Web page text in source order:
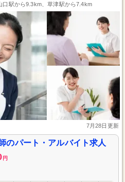
口駅から9.3km、草津駅から7.4km
7月28日更新
のパート・アルバイト求人
円